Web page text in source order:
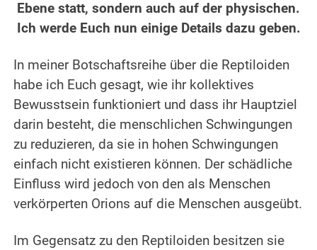
Ebene statt, sondern auch auf der physischen.
Ich werde Euch nun einige Details dazu geben.
In meiner Botschaftsreihe über die Reptiloiden
habe ich Euch gesagt, wie ihr kollektives
Bewusstsein funktioniert und dass ihr Hauptziel
darin besteht, die menschlichen Schwingungen
zu reduzieren, da sie in hohen Schwingungen
einfach nicht existieren können. Der schädliche
Einfluss wird jedoch von den als Menschen
verkörperten Orions auf die Menschen ausgeübt.
Im Gegensatz zu den Reptiloiden besitzen sie